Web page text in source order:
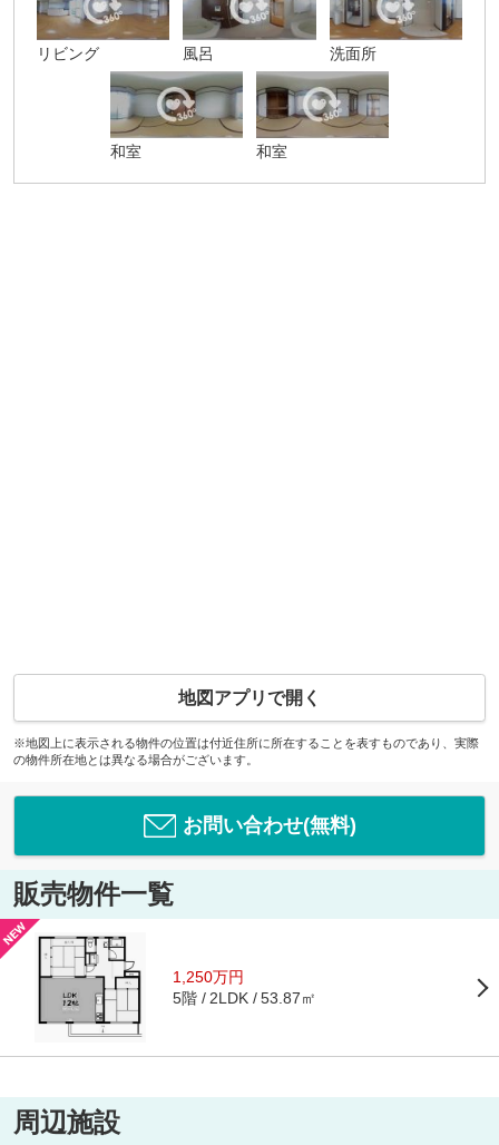
リビング 風呂 洗面所
和室 和室
地図アプリで開く
※地図上に表示される物件の位置は付近住所に所在することを表すものであり、実際
の物件所在地とは異なる場合がございます。
お問い合わせ(無料)
販売物件一覧
1,250万円
5階 2LDK 53.87㎡
周辺施設